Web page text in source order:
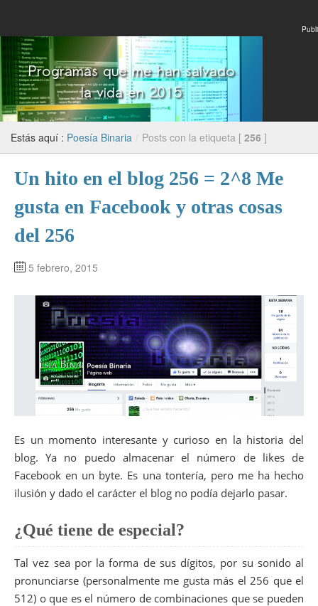
Publi
Estás aquí : Poesía Binaria / Posts con la etiqueta [ 256 ]
Un hito en el blog 256 = 2^8 Me
gusta en Facebook y otras cosas
del 256
5 febrero, 2015
Es un momento interesante y curioso en la historia del
blog. Ya no puedo almacenar el número de likes de
Facebook en un byte. Es una tontería, pero me ha hecho
ilusión y dado el carácter el blog no podía dejarlo pasar.
¿Qué tiene de especial?
Tal vez sea por la forma de sus dígitos, por su sonido al
pronunciarse (personalmente me gusta más el 256 que el
512) o que es el número de combinaciones que se pueden